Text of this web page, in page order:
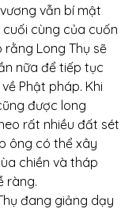
vẫn bí mật
cùng của cuốn
Long Thụ sẽ
nữa để tiếp tục
Phật pháp. Khi
được long
rất nhiều đất sét
ông có thể xây
chiền và tháp
ràng.
đang giảng dạy